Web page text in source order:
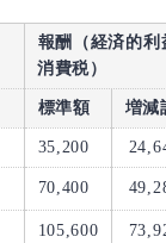
報酬（経済的利
消費税）
標準額 増減
35,200
70,400
105,600